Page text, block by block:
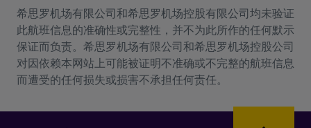
希思罗机场有限公司和希思罗机场控股有限公司均未验证
此航班信息的准确性或完整性，并不为此所作的任何默示
保证而负责。希思罗机场有限公司和希思罗机场控股公司
对因依赖本网站上可能被证明不准确或不完整的航班信息
而遭受的任何损失或损害不承担任何责任。